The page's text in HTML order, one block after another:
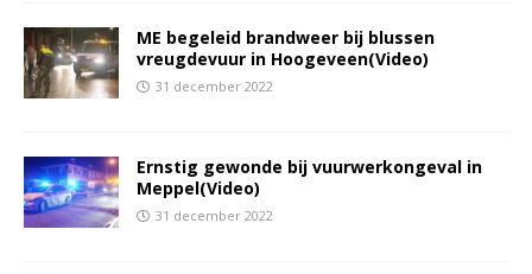
ME begeleid brandweer bij blussen
vreugdevuur in Hoogeveen(Video)
31 december 2022
Ernstig gewonde bij vuurwerkongeval in
Meppel(Video)
31 december 2022